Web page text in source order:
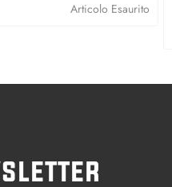
Articolo Esaurito